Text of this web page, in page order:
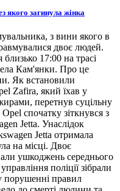
якого загинула жінка
з вини якого в
двоє людей.
близько 17:00 на трасі
Кам'янки. Про це
Як встановили
Zafira, який їхав у
перетнув суцільну
спочатку зіткнувся з
Jetta. Унаслідок
Jetta отримала
на місці. Двоє
ушкоджень середнього
поліції зібрали
порушенні правил